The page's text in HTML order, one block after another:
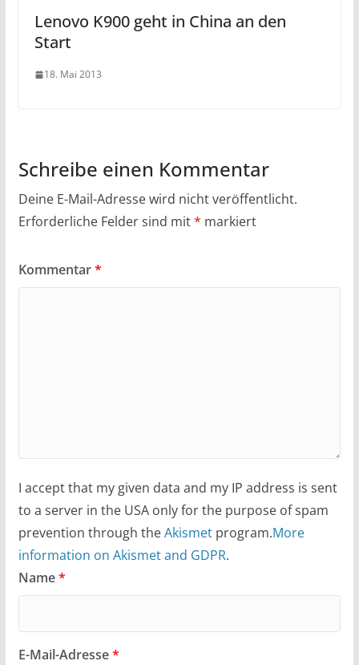
Lenovo K900 geht in China an den
Start
18. Mai 2013
Schreibe einen Kommentar
Deine E-Mail-Adresse wird nicht veröffentlicht.
Erforderliche Felder sind mit* markiert
Kommentar*
I accept that my given data and my IP address is sent
to a server in the USA only for the purpose of spam
prevention through theAkismetprogram.More
information on Akismet and GDPR.
Name*
E-Mail-Adresse*